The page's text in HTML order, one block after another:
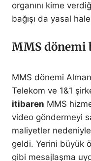
organını kime
bağışı da yasal
MMS dönemi
MMS dönemi
Telekom ve 1&1
itibaren MMS
video göndermeyi
maliyetler
geldi. Yerini büyük
gibi mesajlaşma